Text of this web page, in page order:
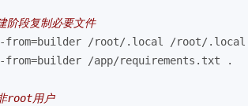
阶段复制必要文件
from=builder /root/. local /root/. local
from=builder /app/requirements.txt .
root用户